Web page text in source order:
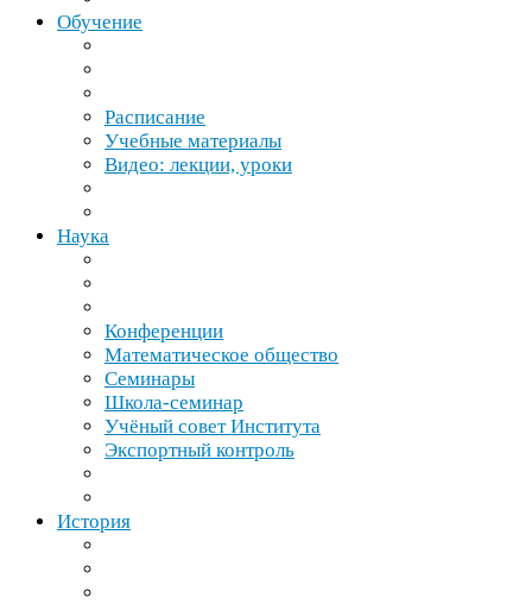
Обучение
Расписание
Учебные материалы
Видео: лекции, уроки
Наука
Конференции
Математическое общество
Семинары
Школа-​семинар
Учёный совет Института
Экспортный контроль
История